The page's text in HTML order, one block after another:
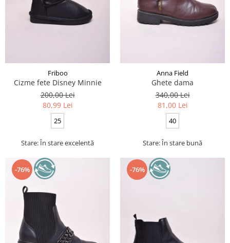
Friboo
Cizme fete Disney Minnie
200,00 Lei
80,99 Lei
25
Stare: În stare excelentă
Anna Field
Ghete dama
340,00 Lei
81,00 Lei
40
Stare: În stare bună
-76% -76%